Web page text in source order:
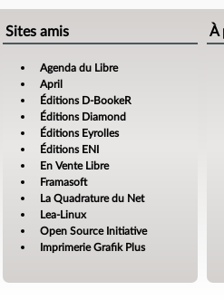
Sites amis
Agenda du Libre
April
Éditions D-BookeR
Éditions Diamond
Éditions Eyrolles
Éditions ENI
En Vente Libre
Framasoft
La Quadrature du Net
Lea-Linux
Open Source Initiative
Imprimerie Grafik Plus
À